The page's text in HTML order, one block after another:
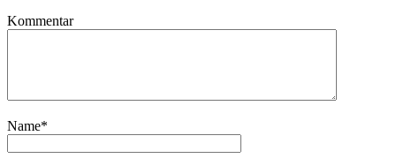
Kommentar
Name*